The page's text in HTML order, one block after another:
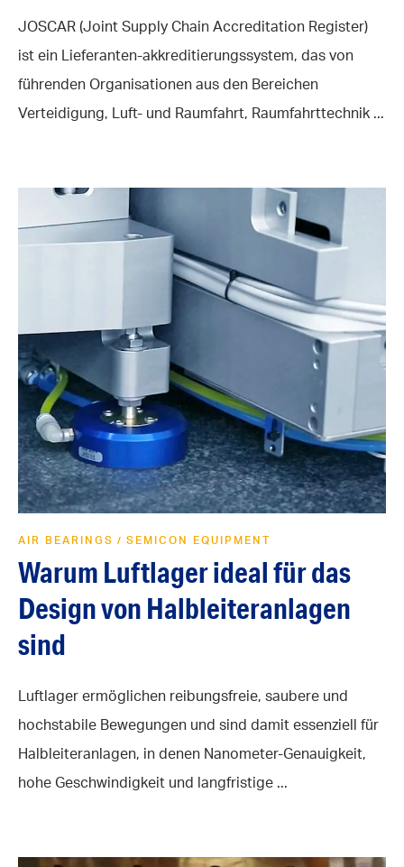
JOSCAR (Joint Supply Chain Accreditation Register)
ist ein Lieferanten-akkreditierungssystem, das von
führenden Organisationen aus den Bereichen
Verteidigung, Luft- und Raumfahrt, Raumfahrttechnik ...
AIR BEARINGS / SEMICON EQUIPMENT
Warum Luftlager ideal für das
Design von Halbleiteranlagen
sind
Luftlager ermöglichen reibungsfreie, saubere und
hochstabile Bewegungen und sind damit essenziell für
Halbleiteranlagen, in denen Nanometer-Genauigkeit,
hohe Geschwindigkeit und langfristige ...